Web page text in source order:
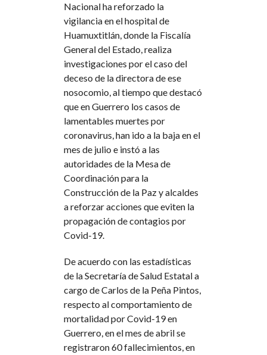
Nacional ha reforzado la
vigilancia en el hospital de
Huamuxtitlán, donde la Fiscalía
General del Estado, realiza
investigaciones por el caso del
deceso de la directora de ese
nosocomio, al tiempo que destacó
que en Guerrero los casos de
lamentables muertes por
coronavirus, han ido a la baja en el
mes de julio e instó a las
autoridades de la Mesa de
Coordinación para la
Construcción de la Paz y alcaldes
a reforzar acciones que eviten la
propagación de contagios por
Covid-19.
De acuerdo con las estadísticas
de la Secretaría de Salud Estatal a
cargo de Carlos de la Peña Pintos,
respecto al comportamiento de
mortalidad por Covid-19 en
Guerrero, en el mes de abril se
registraron 60 fallecimientos, en